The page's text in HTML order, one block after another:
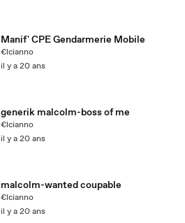
Manif' CPE Gendarmerie Mobile
€lcianno
il y a 20 ans
generik malcolm-boss of me
€lcianno
il y a 20 ans
malcolm-wanted coupable
€lcianno
il y a 20 ans